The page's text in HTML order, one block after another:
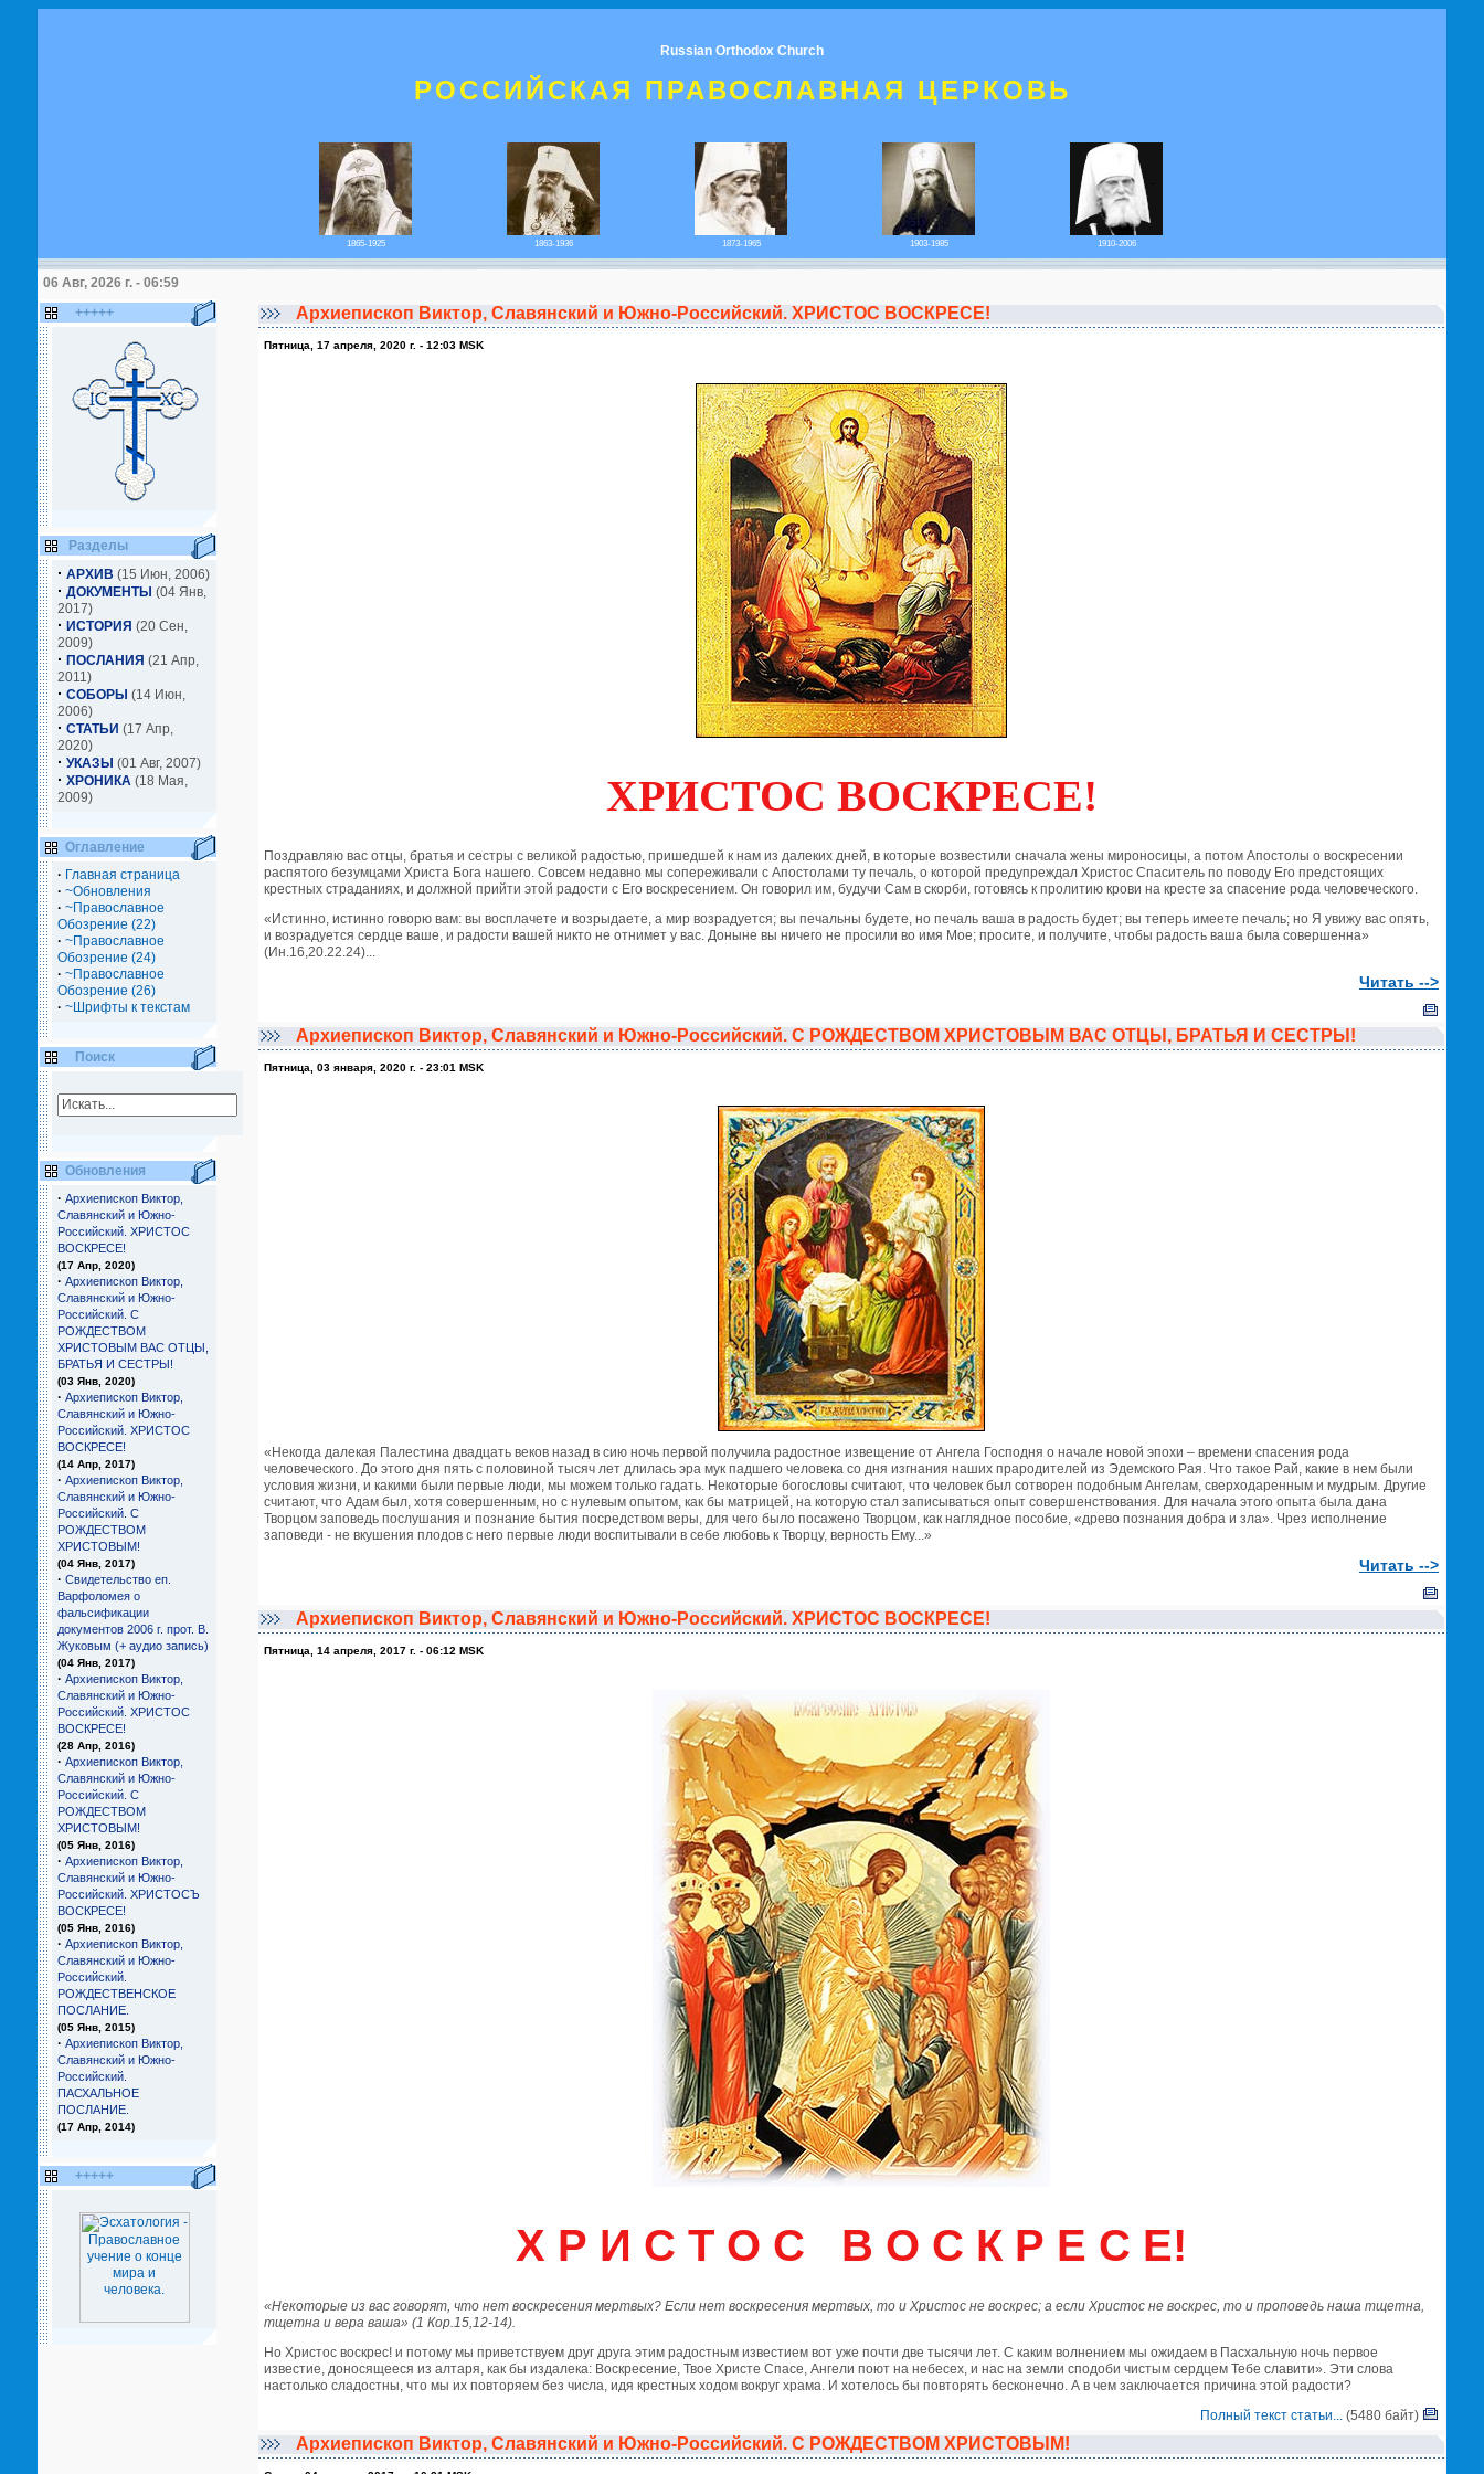
Russian Orthodox Church
РОССИЙСКАЯ ПРАВОСЛАВНАЯ ЦЕРКОВЬ
1865-1925 1863-1936 1873-1965 1903-1985 1910-2006
06 Авг, 2026 г. - 06:59
+++++
Разделы
· АРХИВ (15 Июн, 2006)
· ДОКУМЕНТЫ (04 Янв,
2017)
· ИСТОРИЯ (20 Сен,
2009)
· ПОСЛАНИЯ (21 Апр,
2011)
· СОБОРЫ (14 Июн,
2006)
· СТАТЬИ (17 Апр,
2020)
· УКАЗЫ (01 Авг, 2007)
· ХРОНИКА (18 Мая,
2009)
Оглавление
· Главная страница
· ~Обновления
· ~Православное
Обозрение (22)
· ~Православное
Обозрение (24)
· ~Православное
Обозрение (26)
· ~Шрифты к текстам
Поиск
Обновления
· Архиепископ Виктор,
Славянский и Южно-
Российский. ХРИСТОС
ВОСКРЕСЕ!
(17 Апр, 2020)
· Архиепископ Виктор,
Славянский и Южно-
Российский. С
РОЖДЕСТВОМ
ХРИСТОВЫМ ВАС ОТЦЫ,
БРАТЬЯ И СЕCТРЫ!
(03 Янв, 2020)
· Архиепископ Виктор,
Славянский и Южно-
Российский. ХРИСТОС
ВОСКРЕСЕ!
(14 Апр, 2017)
· Архиепископ Виктор,
Славянский и Южно-
Российский. С
РОЖДЕСТВОМ
ХРИСТОВЫМ!
(04 Янв, 2017)
· Свидетельство еп.
Варфоломея о
фальсификации
документов 2006 г. прот. В.
Жуковым (+ аудио запись)
(04 Янв, 2017)
· Архиепископ Виктор,
Славянский и Южно-
Российский. ХРИСТОС
ВОСКРЕСЕ!
(28 Апр, 2016)
· Архиепископ Виктор,
Славянский и Южно-
Российский. С
РОЖДЕСТВОМ
ХРИСТОВЫМ!
(05 Янв, 2016)
· Архиепископ Виктор,
Славянский и Южно-
Российский. ХРИСТОСЪ
ВОСКРЕСЕ!
(05 Янв, 2016)
· Архиепископ Виктор,
Славянский и Южно-
Российский.
РОЖДЕСТВЕНСКОЕ
ПОСЛАНИЕ.
(05 Янв, 2015)
· Архиепископ Виктор,
Славянский и Южно-
Российский.
ПАСХАЛЬНОЕ
ПОСЛАНИЕ.
(17 Апр, 2014)
+++++
Архиепископ Виктор, Славянский и Южно-Российский. ХРИСТОС ВОСКРЕСЕ!
Пятница, 17 апреля, 2020 г. - 12:03 MSK
ХРИСТОС ВОСКРЕСЕ!
Поздравляю вас отцы, братья и сестры с великой радостью, пришедшей к нам из далеких дней, в которые возвестили сначала жены мироносицы, а потом Апостолы о воскресении
распятого безумцами Христа Бога нашего. Совсем недавно мы сопереживали с Апостолами ту печаль, о которой предупреждал Христос Спаситель по поводу Его предстоящих
крестных страданиях, и должной прийти этой радости с Его воскресением. Он говорил им, будучи Сам в скорби, готовясь к пролитию крови на кресте за спасение рода человеческого.
«Истинно, истинно говорю вам: вы восплачете и возрыдаете, а мир возрадуется; вы печальны будете, но печаль ваша в радость будет; вы теперь имеете печаль; но Я увижу вас опять,
и возрадуется сердце ваше, и радости вашей никто не отнимет у вас. Доныне вы ничего не просили во имя Мое; просите, и получите, чтобы радость ваша была совершенна»
(Ин.16,20.22.24)...
Читать -->
Архиепископ Виктор, Славянский и Южно-Российский. С РОЖДЕСТВОМ ХРИСТОВЫМ ВАС ОТЦЫ, БРАТЬЯ И СЕCТРЫ!
Пятница, 03 января, 2020 г. - 23:01 MSK
«Некогда далекая Палестина двадцать веков назад в сию ночь первой получила радостное извещение от Ангела Господня о начале новой эпохи – времени спасения рода
человеческого. До этого дня пять с половиной тысяч лет длилась эра мук падшего человека со дня изгнания наших прародителей из Эдемского Рая. Что такое Рай, какие в нем были
условия жизни, и какими были первые люди, мы можем только гадать. Некоторые богословы считают, что человек был сотворен подобным Ангелам, сверходаренным и мудрым. Другие
считают, что Адам был, хотя совершенным, но с нулевым опытом, как бы матрицей, на которую стал записываться опыт совершенствования. Для начала этого опыта была дана
Творцом заповедь послушания и познание бытия посредством веры, для чего было посажено Творцом, как наглядное пособие, «древо познания добра и зла». Чрез исполнение
заповеди - не вкушения плодов с него первые люди воспитывали в себе любовь к Творцу, верность Ему...»
Читать -->
Архиепископ Виктор, Славянский и Южно-Российский. ХРИСТОС ВОСКРЕСЕ!
Пятница, 14 апреля, 2017 г. - 06:12 MSK
Х Р И С Т О С В О С К Р Е С Е!
«Некоторые из вас говорят, что нет воскресения мертвых? Если нет воскресения мертвых, то и Христос не воскрес; а если Христос не воскрес, то и проповедь наша тщетна,
тщетна и вера ваша» (1 Кор.15,12-14).
Но Христос воскрес! и потому мы приветствуем друг друга этим радостным известием вот уже почти две тысячи лет. С каким волнением мы ожидаем в Пасхальную ночь первое
известие, доносящееся из алтаря, как бы издалека: Воскресение, Твое Христе Спасе, Ангели поют на небесех, и нас на земли сподоби чистым сердцем Тебе славити». Эти слова
настолько сладостны, что мы их повторяем без числа, идя крестных ходом вокруг храма. И хотелось бы повторять бесконечно. А в чем заключается причина этой радости?
Полный текст статьи... (5480 байт)
Архиепископ Виктор, Славянский и Южно-Российский. С РОЖДЕСТВОМ ХРИСТОВЫМ!